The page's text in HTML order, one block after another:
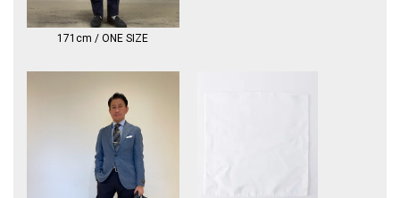
キーリーシュ
納品書や領収書などのお買い上げ情報が確認できる書面が保証書代わりと
書面に記載されている日付が保証開始日となりますので、大切に保管して
製品保証についての詳細はトゥミ公式サイトをご覧ください。
シップス各店が窓口となり修理等のアフターケアを承っておりますので、
171cm / ONE SIZE